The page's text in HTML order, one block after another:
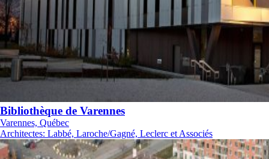
Bibliothèque de Varennes
Varennes, Québec
Architectes: Labbé, Laroche/Gagné, Leclerc et Associés